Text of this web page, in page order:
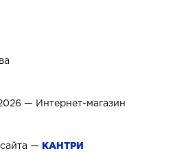
— Интернет-магазин
— КАНТРИ